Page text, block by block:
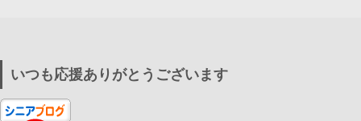
いつも応援ありがとうございます